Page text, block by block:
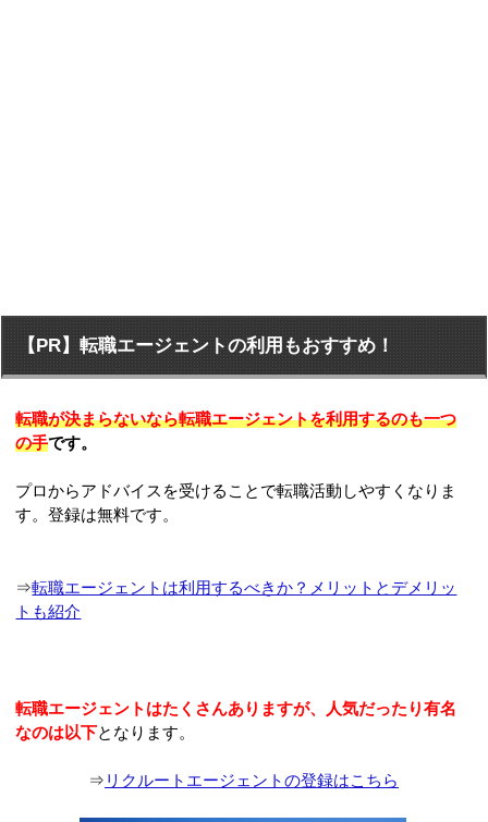
【PR】転職エージェントの利用もおすすめ！
転職が決まらないなら転職エージェントを利用するのも一つ
の手です。
プロからアドバイスを受けることで転職活動しやすくなりま
す。登録は無料です。
⇒転職エージェントは利用するべきか？メリットとデメリッ
トも紹介
転職エージェントはたくさんありますが、人気だったり有名
なのは以下となります。
⇒ リクルートエージェントの登録はこちら